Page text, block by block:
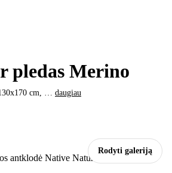
Rodyti galeriją
pledas Merino
cm, … daugiau